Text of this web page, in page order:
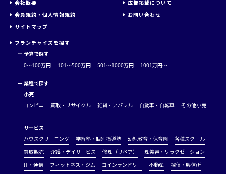
会社概要
広告掲載について
会員規約・個人情報規約
お問い合わせ
サイトマップ
フランチャイズを探す
ー 予算で探す
0～100万円
101～500万円 501～1000万円 1001万円〜
ー 業種で探す
小売
コンビニ
買取・リサイクル 雑貨・アパレル 自動車・自転車 その他小売
サービス
ハウスクリーニング
学習塾・個別指導塾 幼児教育・保育園
各種スクール
買取販売
介護・デイサービス 修理（リペア）
理美容・リラクゼーション
IT・通信
フィットネス・ジム コインランドリー 不動産
探偵・興信所